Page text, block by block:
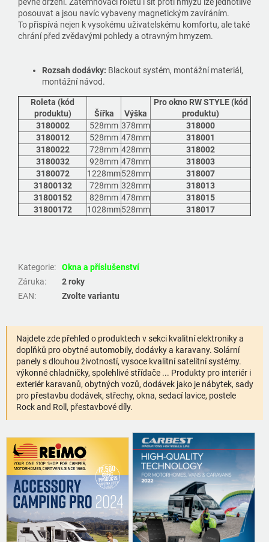
posouvat a jsou navíc vybaveny magnetickým zavíráním.
To přispívá nejen k vysokému uživatelskému komfortu, ale také
chrání před zvědavými pohledy a otravným hmyzem.
Rozsah dodávky: Blackout systém, montážní materiál,
montážní návod.
Roleta (kód
produktu)
Šířka Výška
Pro okno RW STYLE (kód
produktu)
3180002
528mm 378mm
318000
3180012
528mm 478mm
318001
3180022
728mm 428mm
318002
3180032
928mm 478mm
318003
3180072
1228mm528mm
318007
31800132
728mm 328mm
318013
31800152
828mm 478mm
318015
31800172
1028mm528mm 318017
Kategorie:
Okna a příslušenství
Záruka:
2 roky
EAN: Zvolte variantu
Najdete zde přehled o produktech v sekci kvalitní elektroniky a
doplňků pro obytné automobily, dodávky a karavany. Solární
panely s dlouhou životností, vysoce kvalitní satelitní systémy.
výkonné chladničky, spolehlivé střídače ... Produkty pro interiér i
exteriér karavanů, obytných vozů, dodávek jako je nábytek, sady
pro přestavbu dodávek, střechy, okna, sedací lavice, postele
Rock and Roll, přestavbové díly.